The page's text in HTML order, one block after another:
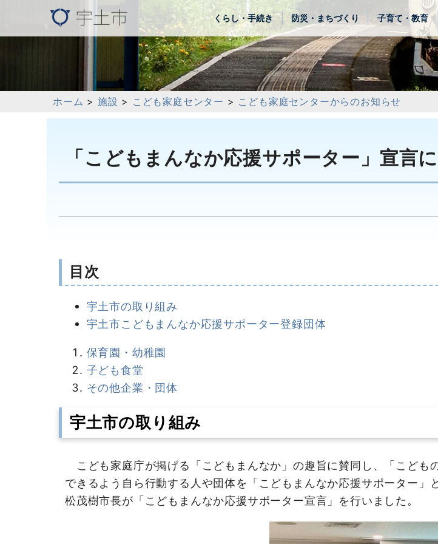
くらし・手続き 防災・まちづくり 子育て・教育
ホーム > 施設 > こども家庭センター > こども家庭センターからのお知らせ
「こどもまんなか応援サポーター」宣言
目次
宇土市の取り組み
宇土市こどもまんなか応援サポーター登録団体
保育園・幼稚園
子ども食堂
その他企業・団体
宇土市の取り組み
こども家庭庁が掲げる「こどもまんなか」の趣旨に賛同し、「こども
できるよう自ら行動する人や団体を「こどもまんなか応援サポーター
松茂樹市長が「こどもまんなか応援サポーター宣言」を行いました。